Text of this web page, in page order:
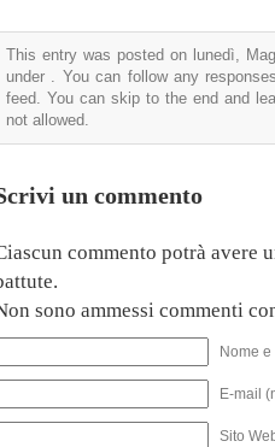
This entry was posted on lunedì,
under . You can follow any
feed. You can skip to the end and
not allowed.
un commento
commento potrà avere
sono ammessi commenti
Nome
E-mail
Sito